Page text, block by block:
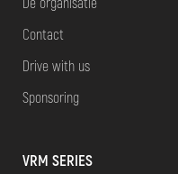
Contact
Drive with us
Sponsoring
VRM SERIES